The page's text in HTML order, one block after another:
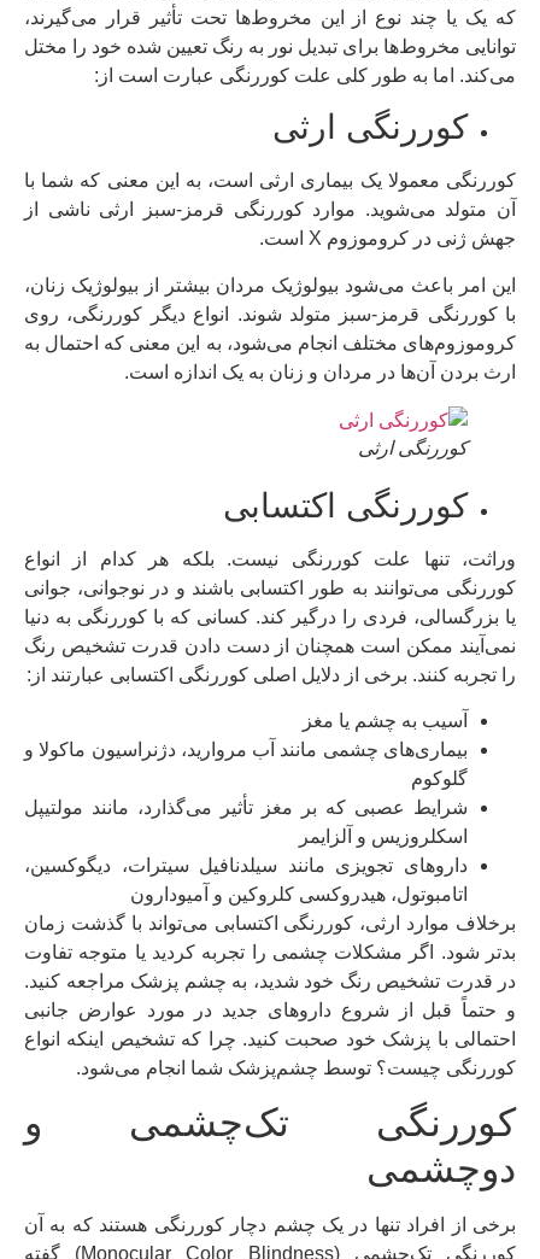
که یک یا چند نوع از این مخروط‌ها تحت تأثیر قرار می‌گیرند،
توانایی مخروط‌ها برای تبدیل نور به رنگ تعیین شده خود را مختل
می‌کند. اما به طور کلی علت کوررنگی عبارت است از:
کوررنگی ارثی
کوررنگی معمولا یک بیماری ارثی است، به این معنی که شما با
آن متولد می‌شوید. موارد کوررنگی قرمز-سبز ارثی ناشی از
جهش ژنی در کروموزوم X است.
این امر باعث می‌شود بیولوژیک مردان بیشتر از بیولوژیک زنان،
با کوررنگی قرمز-سبز متولد شوند. انواع دیگر کوررنگی، روی
کروموزوم‌های مختلف انجام می‌شود، به این معنی که احتمال به
ارث بردن آن‌ها در مردان و زنان به یک اندازه است.
کوررنگی ارثی
کوررنگی اکتسابی
وراثت، تنها علت کوررنگی نیست. بلکه هر کدام از انواع
کوررنگی می‌توانند به طور اکتسابی باشند و در نوجوانی، جوانی
یا بزرگسالی، فردی را درگیر کند. کسانی که با کوررنگی به دنیا
نمی‌آیند ممکن است همچنان از دست دادن قدرت تشخیص رنگ
را تجربه کنند. برخی از دلایل اصلی کوررنگی اکتسابی عبارتند از:
آسیب به چشم یا مغز
بیماری‌های چشمی مانند آب مروارید، دژنراسیون ماکولا و
گلوکوم
شرایط عصبی که بر مغز تأثیر می‌گذارد، مانند مولتیپل
اسکلروزیس و آلزایمر
داروهای تجویزی مانند سیلدنافیل سیترات، دیگوکسین،
اتامبوتول، هیدروکسی کلروکین و آمیودارون
برخلاف موارد ارثی، کوررنگی اکتسابی می‌تواند با گذشت زمان
بدتر شود. اگر مشکلات چشمی را تجربه کردید یا متوجه تفاوت
در قدرت تشخیص رنگ خود شدید، به چشم پزشک مراجعه کنید.
و حتماً قبل از شروع داروهای جدید در مورد عوارض جانبی
احتمالی با پزشک خود صحبت کنید. چرا که تشخیص اینکه انواع
کوررنگی چیست؟ توسط چشم‌پزشک شما انجام می‌شود.
کوررنگی تک‌چشمی و
دوچشمی
برخی از افراد تنها در یک چشم دچار کوررنگی هستند که به آن
کوررنگی تک‌چشمی (Monocular Color Blindness) گفته